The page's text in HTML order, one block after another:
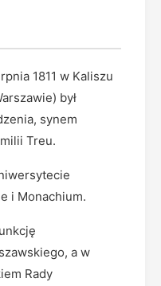
1811 w Kaliszu
był
synem
Treu.
i Monachium.
a w
Rady